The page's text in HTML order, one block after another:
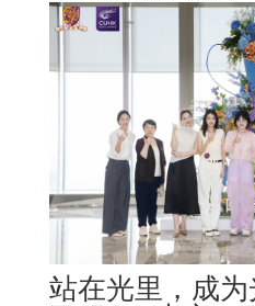
站在光里，成